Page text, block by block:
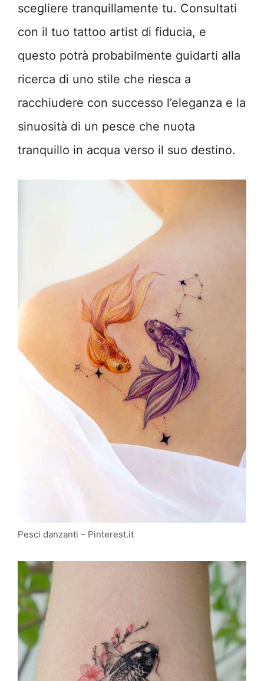
scegliere tranquillamente tu. Consultati
con il tuo tattoo artist di fiducia, e
questo potrà probabilmente guidarti alla
ricerca di uno stile che riesca a
racchiudere con successo l’eleganza e la
sinuosità di un pesce che nuota
tranquillo in acqua verso il suo destino.
Pesci danzanti – Pinterest.it